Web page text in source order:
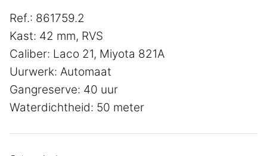
Ref.: 861759.2
Kast: 42 mm, RVS
Caliber: Laco 21, Miyota 821A
Uurwerk: Automaat
Gangreserve: 40 uur
Waterdichtheid: 50 meter